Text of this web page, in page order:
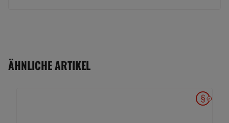
ÄHNLICHE ARTIKEL